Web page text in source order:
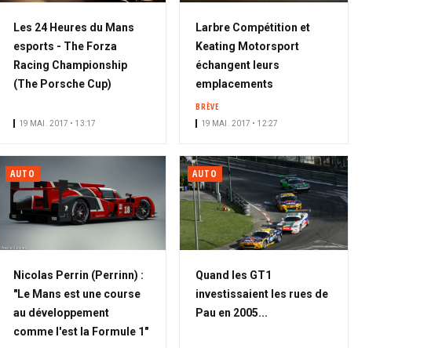
Les 24 Heures du Mans
esports - The Forza
Racing Championship
(The Porsche Cup)
19 MAI. 2017 • 13:17
Larbre Compétition et
Keating Motorsport
échangent leurs
emplacements
BRÈVE
19 MAI. 2017 • 12:27
AUTO
Nicolas Perrin (Perrinn) :
"Le Mans est une course
au développement
comme l'est la Formule 1"
AUTO
Quand les GT1
investissaient les rues de
Pau en 2005...